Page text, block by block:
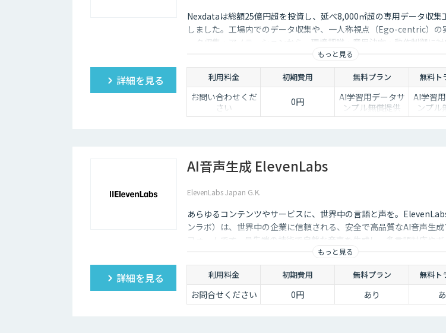
Nexdataは総額25億円超を投資し、延べ8,000㎡超の専用データ収集
しました。工場内でのデータ収集や、一人称視点（Ego-centric）の
ータ収集・アノテーションから、環境認識・意思決定・動作制御に
製データセットまで、フィジカルAI開発を加速させる包括的なデータ
ションを提供いたします。
もっと見る
詳細を見る 利用料金 初期費用 無料プラン 無料ト
お問い合わせくだ
さい
0円
AI学習用データサ
ンプル無償提供
AI学習
ンプル
AI音声生成 ElevenLabs
ElevenLabs Japan G.K.
あらゆるコンテンツやサービスに、世界中の言語と声を。
ンラボ）は、世界中の企業に信頼される、安全で高品質なAI音声生成
フォームです。最先端の技術で自然な音声を生成し、多言語対応やボ
ーニング機能も、悪用を防ぐ倫理的ガードレールの中で提供します。
もっと見る
詳細を見る 利用料金 初期費用 無料プラン 無料ト
お問合せください 0円 あり